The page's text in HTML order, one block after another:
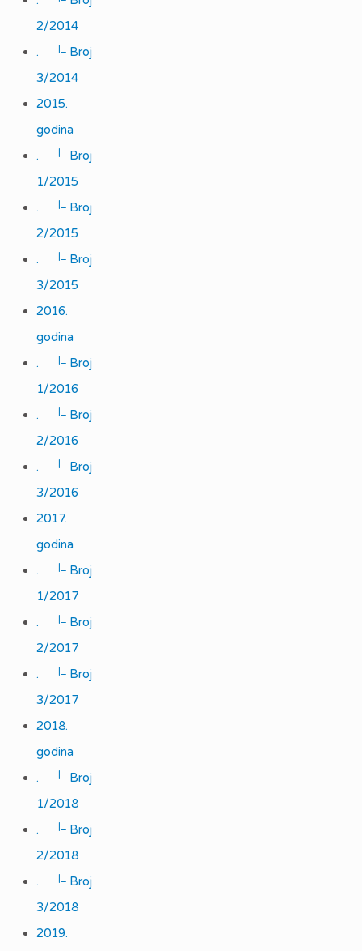
2/2014
.
|_
Broj
3/2014
2015.
godina
.
|_
Broj
1/2015
.
|_
Broj
2/2015
.
|_
Broj
3/2015
2016.
godina
.
|_
Broj
1/2016
.
|_
Broj
2/2016
.
|_
Broj
3/2016
2017.
godina
.
|_
Broj
1/2017
.
|_
Broj
2/2017
.
|_
Broj
3/2017
2018.
godina
.
|_
Broj
1/2018
.
|_
Broj
2/2018
.
|_
Broj
3/2018
2019.